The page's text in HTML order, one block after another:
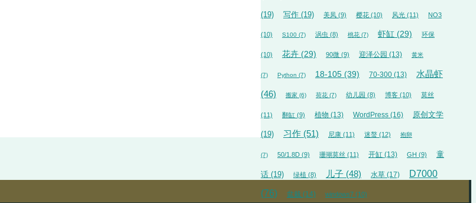
(19) 写作 (19) 美凤 (9) 樱花 (10) 风光 (11) NO3
(10) S100 (7) 涡虫 (8) 桃花 (7) 虾缸 (29) 环保
(10) 花卉 (29) 90微 (9) 迎泽公园 (13) 黄米
(7) Python (7) 18-105 (39) 70-300 (13) 水晶虾
(46) 搬家 (6) 荷花 (7) 幼儿园 (8) 博客 (10) 莫丝
(11) 翻缸 (9) 植物 (13) WordPress (16) 原创文学
(19) 习作 (51) 尼康 (11) 迷螯 (12) 抱卵
(7) 50/1.8D (9) 珊瑚莫丝 (11) 开缸 (13) GH (9) 童
话 (19) 绿植 (8) 儿子 (48) 水草 (17)
D7000
(76)
盆栽 (14) windows7 (10)